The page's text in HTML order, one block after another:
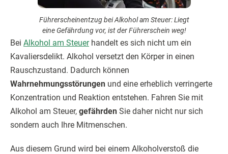
Führerscheinentzug bei Alkohol am Steuer: Liegt
eine Gefährdung vor, ist der Führerschein weg!
Bei Alkohol am Steuerhandelt es sich nicht um ein
Kavaliersdelikt. Alkohol versetzt den Körper in einen
Rauschzustand. Dadurch können
Wahrnehmungsstörungen und eine erheblich verringerte
Konzentration und Reaktion entstehen. Fahren Sie mit
Alkohol am Steuer, gefährden Sie daher nicht nur sich
sondern auch Ihre Mitmenschen.
Aus diesem Grund wird bei einem Alkoholverstoß die